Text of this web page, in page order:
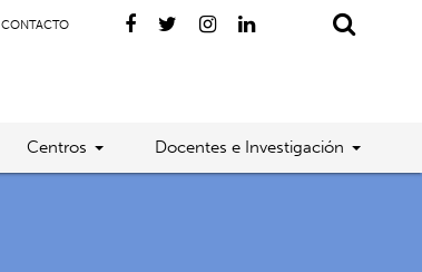
CONTACTO
Centros Docentes e Investigación